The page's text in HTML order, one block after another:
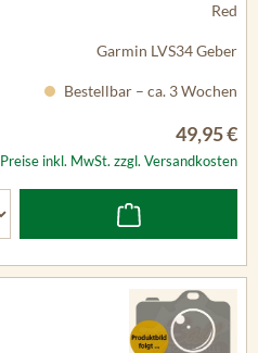
Red
Garmin LVS34 Geber
Bestellbar – ca. 3 Wochen
49,95 €
Preise inkl. MwSt. zzgl. Versandkosten